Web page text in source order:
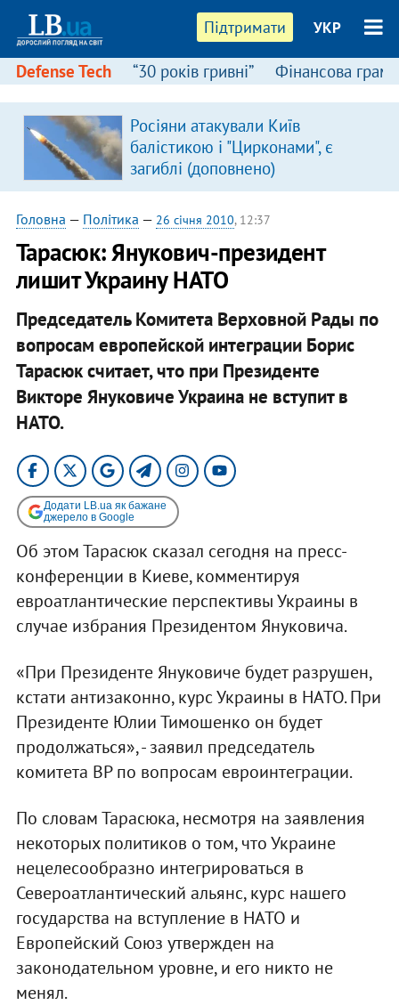
Підтримати УКР
Defense Tech “30 років гривні” Фінансова
Росіяни атакували Київ
балістикою і "Цирконами", є
загиблі (доповнено)
Головна — Політика — 26 січня 2010, 12:37
Тарасюк: Янукович-президент
лишит Украину НАТО
Председатель Комитета Верховной Рады по
вопросам европейской интеграции Борис
Тарасюк считает, что при Президенте
Викторе Януковиче Украина не вступит в
НАТО.
Додати LB.ua як бажане
джерело в Google
Об этом Тарасюк сказал сегодня на пресс-
конференции в Киеве, комментируя
евроатлантические перспективы Украины в
случае избрания Президентом Януковича.
«При Президенте Януковиче будет разрушен,
кстати антизаконно, курс Украины в НАТО. При
Президенте Юлии Тимошенко он будет
продолжаться», - заявил председатель
комитета ВР по вопросам евроинтеграции.
По словам Тарасюка, несмотря на заявления
некоторых политиков о том, что Украине
нецелесообразно интегрироваться в
Североатлантический альянс, курс нашего
государства на вступление в НАТО и
Европейский Союз утвержден на
законодательном уровне, и его никто не
менял.